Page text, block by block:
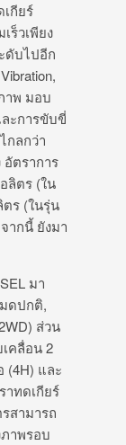
กียร์
ร็วเพียง
ดับไปอีก
าพ มอบ
ะการขับขี่
กลกว่า
อัตราการ
ลิตร (ใน
ตร (ในรุ่น
ากนี้ ยังมา
มา
ดปกติ,
ส่วน
คลื่อน 2
(4H) และ
ทดเกียร์
สามารถ
าพรอบ